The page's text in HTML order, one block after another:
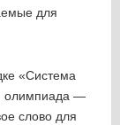
для
«Система
олимпиада —
слово для